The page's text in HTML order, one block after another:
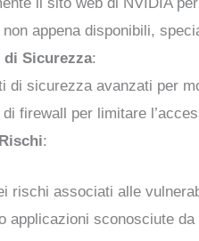
appena disponibili,
Sicurezza:
di sicurezza avanzati per
firewall per limitare
:
rischi associati alle
applicazioni sconosciute